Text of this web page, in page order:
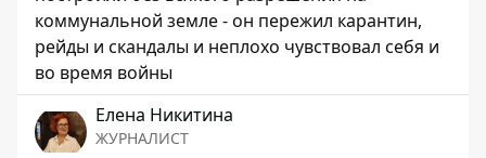
коммунальной земле - он пережил карантин,
рейды и скандалы и неплохо чувствовал себя и
во время войны
Елена Никитина
ЖУРНАЛИСТ